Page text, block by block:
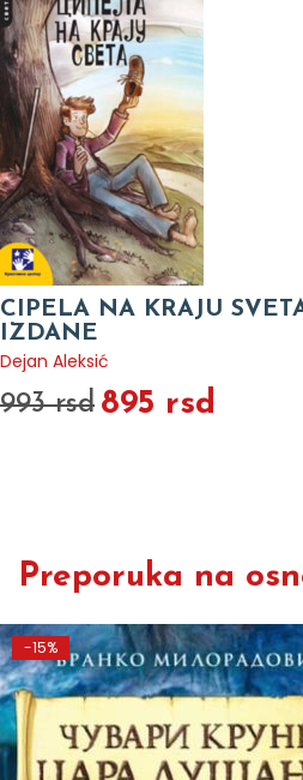
CIPELA NA KRAJU
IZDANE
Dejan Aleksić
993 rsd 895 rsd
Preporuka na
-15%